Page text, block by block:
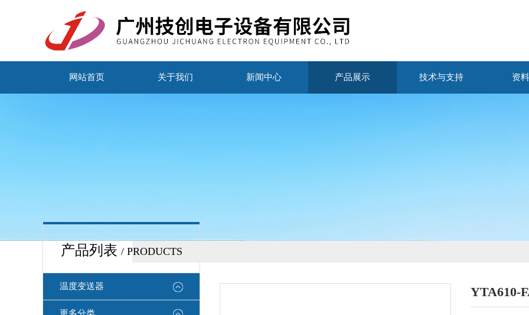
网站首页 关于我们 新闻中心 产品展示 技术与支持 资
产品列表 / PRODUCTS
温度变送器 YTA610-